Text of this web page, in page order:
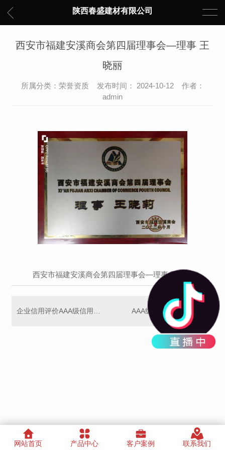
陕西春盛建材有限公司
西安市福建安溪商会第四届理事会—理事 王
晓丽
所属分类：荣誉资质 发布时间： 2024-10-12 作者：
admin
西安市福建安溪商会第四届理事会—理事 王晓丽
AAA级重合同守信用企业
网站首页 产品中心 客户案例 联系我们